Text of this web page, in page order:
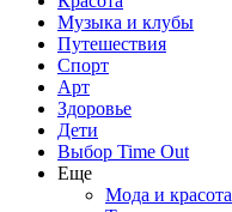
Музыка и клубы
Путешествия
Спорт
Арт
Здоровье
Дети
Выбор Time Out
Еще
Мода и красота